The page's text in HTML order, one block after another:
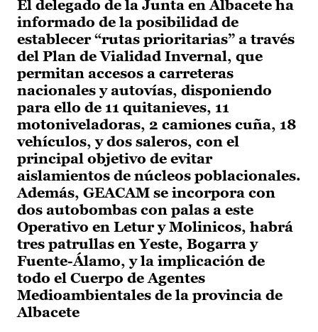
El delegado de la Junta en Albacete ha
informado de la posibilidad de
establecer “rutas prioritarias” a través
del Plan de Vialidad Invernal, que
permitan accesos a carreteras
nacionales y autovías, disponiendo
para ello de 11 quitanieves, 11
motoniveladoras, 2 camiones cuña, 18
vehículos, y dos saleros, con el
principal objetivo de evitar
aislamientos de núcleos poblacionales.
Además, GEACAM se incorpora con
dos autobombas con palas a este
Operativo en Letur y Molinicos, habrá
tres patrullas en Yeste, Bogarra y
Fuente-Álamo, y la implicación de
todo el Cuerpo de Agentes
Medioambientales de la provincia de
Albacete